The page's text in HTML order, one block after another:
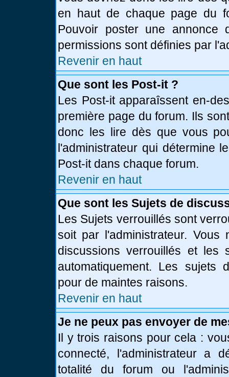
en haut de chaque page du
Pouvoir poster une annonce
permissions sont définies par
Revenir en haut
Que sont les Post-it ?
Les Post-it apparaîssent en-
première page du forum. Ils
donc les lire dès que vous
l'administrateur qui détermine
Post-it dans chaque forum.
Revenir en haut
Que sont les Sujets de
Les Sujets verrouillés sont
soit par l'administrateur.
discussions verrouillés et les
automatiquement. Les sujets
pour de maintes raisons.
Revenir en haut
Je ne peux pas envoyer de
Il y trois raisons pour cela :
connecté, l'administrateur a
totalité du forum ou